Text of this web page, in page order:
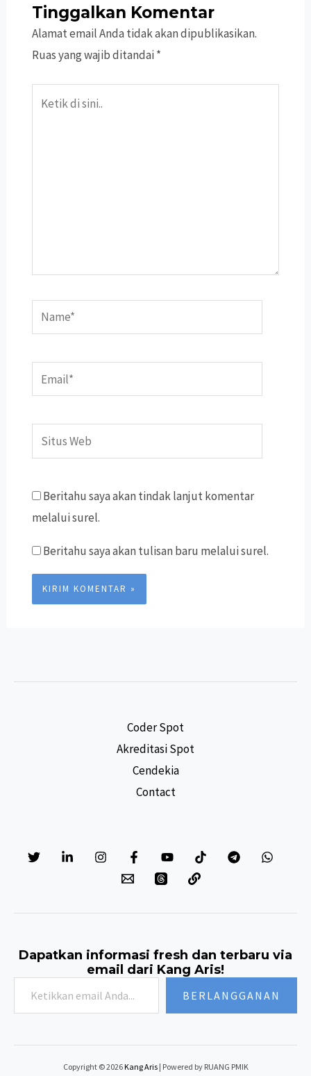
Tinggalkan Komentar
Alamat email Anda tidak akan dipublikasikan.
Ruas yang wajib ditandai *
Name*
Email*
Situs
Web
Beritahu saya akan tindak lanjut komentar
melalui surel.
Beritahu saya akan tulisan baru melalui surel.
Coder Spot
Akreditasi Spot
Cendekia
Contact
Dapatkan informasi fresh dan terbaru via
email dari Kang Aris!
BERLANGGANAN
Copyright © 2026Kang Aris| Powered by RUANG PMIK